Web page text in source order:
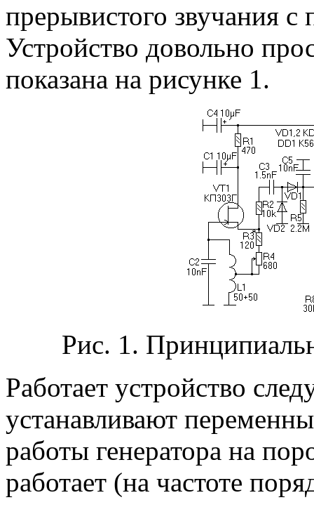
прерывистого звучания
Устройство довольно
показана на рисунке 1.
Рис. 1.
Работает устройство
устанавливают
работы генератора на
работает (на частоте